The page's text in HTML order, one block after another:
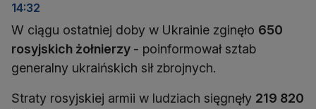
14:32
W ciągu ostatniej doby w Ukrainie zginęło 650
rosyjskich żołnierzy - poinformował sztab
generalny ukraińskich sił zbrojnych.
Straty rosyjskiej armii w ludziach sięgnęły 219 820